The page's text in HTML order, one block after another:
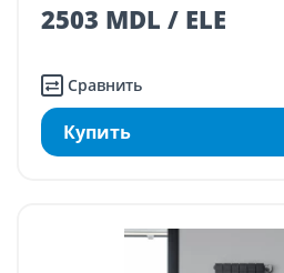
2503 MDL / ELE
Сравнить
Купить